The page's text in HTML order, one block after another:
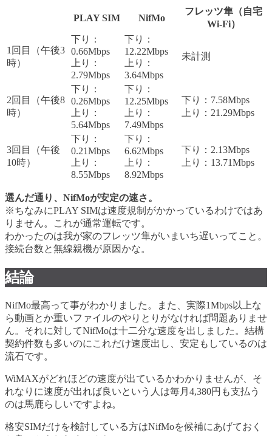
PLAY SIM NifMo
フレッツ隼（自宅
Wi-Fi）
1回目（午後3
時）
下り：
0.66Mbps
上り：
2.79Mbps
下り：
12.22Mbps
上り：
3.64Mbps
未計測
2回目（午後8
時）
下り：
0.26Mbps
上り：
5.64Mbps
下り：
12.25Mbps
上り：
7.49Mbps
下り：7.58Mbps
上り：21.29Mbps
3回目（午後
10時）
下り：
0.21Mbps
上り：
8.55Mbps
下り：
6.62Mbps
上り：
8.92Mbps
下り：2.13Mbps
上り：13.71Mbps
選んだ通り、NifMoが安定の速さ。
※ちなみにPLAY SIMは速度規制がかかっているわけではあ
りません。これが通常運転です。
わかったのは我が家のフレッツ隼がいまいち遅いってこと。
接続台数と無線親機が原因かな。
結論
NifMo最高って事がわかりました。また、実際1Mbps以上な
ら動画とか重いファイルのやりとりがなければ問題ありませ
ん。それに対してNifMoは十二分な速度を出しました。結構
契約件数も多いのにこれだけ速度出し、安定もしているのは
流石です。
WiMAXがどれほどの速度が出ているかわかりませんが、そ
れなりに速度が出れば良いという人は毎月4,380円も支払う
のは馬鹿らしいですよね。
格安SIMだけを検討している方はNifMoを候補にあげておく